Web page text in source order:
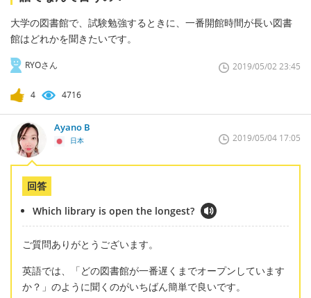
大学の図書館で、試験勉強するときに、一番開館時間が長い図書
館はどれかを聞きたいです。
RYOさん 2019/05/02 23:45
4 4716
Ayano B
日本 2019/05/04 17:05
回答
Which library is open the longest?
ご質問ありがとうございます。
英語では、「どの図書館が一番遅くまでオープンしています
か？」のように聞くのがいちばん簡単で良いです。